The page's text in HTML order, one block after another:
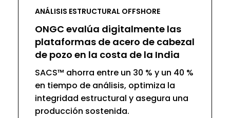
ANÁLISIS ESTRUCTURAL OFFSHORE
ONGC evalúa digitalmente las
plataformas de acero de cabezal
de pozo en la costa de la India
SACS™ ahorra entre un 30 % y un 40 %
en tiempo de análisis, optimiza la
integridad estructural y asegura una
producción sostenida.